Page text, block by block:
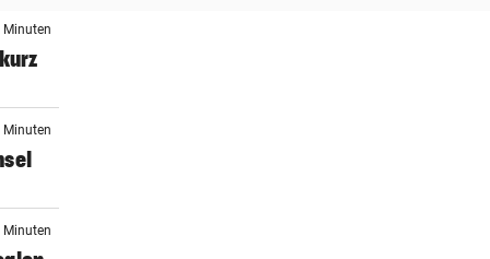
Minuten
Minuten
Minuten